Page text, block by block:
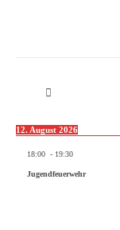
12. August 2026
18:00 - 19:30
Jugendfeuerwehr